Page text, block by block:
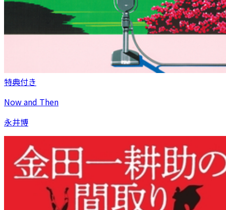
特典付き
Now and Then
永井博